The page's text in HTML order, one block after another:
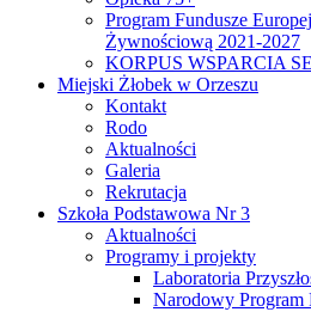
Program Fundusze
Żywnościową 2021-2027
KORPUS WSPARCIA
Miejski Żłobek w Orzeszu
Kontakt
Rodo
Aktualności
Galeria
Rekrutacja
Szkoła Podstawowa Nr 3
Aktualności
Programy i projekty
Laboratoria
Narodowy